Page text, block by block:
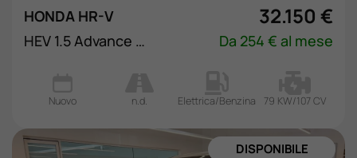
HONDA HR-V 32.150 €
HEV 1.5 Advance eCVT Da 254 € al mese
Nuovo n.d. Elettrica/Benzina 79 KW/107 CV
NUOVA